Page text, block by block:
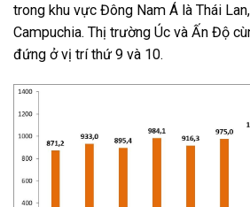
trong khu vực Đông Nam Á là Thái
Campuchia. Thị trường Úc và Ấn Độ
đứng ở vị trí thứ 9 và 10.